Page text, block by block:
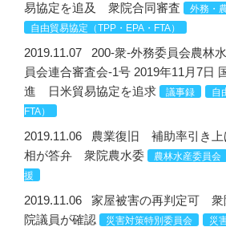
易協定を追及 衆院合同審査
外務・
自由貿易協定（TPP・EPA・FTA）
2019.11.07
200-衆-外務委員会農林
員会連合審査会-1号 2019年11月7日
進 日米貿易協定を追求
議事録
自
FTA）
2019.11.06
農業復旧 補助率引き
相が答弁 衆院農水委
農林水産委員会
援
2019.11.06
家屋被害の再判定可 衆
院議員が確認
災害対策特別委員会 災